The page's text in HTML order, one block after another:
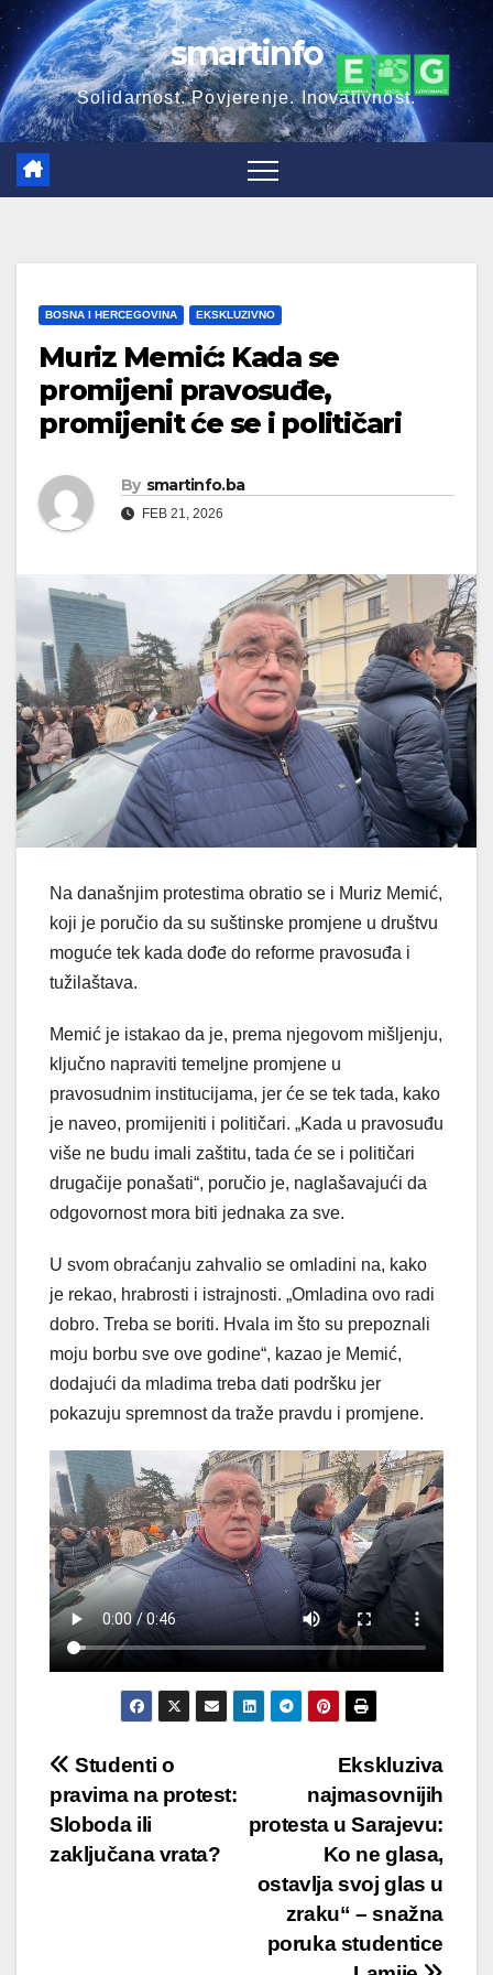
Skip
to
content
smartinfo
Solidarnost. Povjerenje. Inovativnost.
BOSNA I HERCEGOVINA EKSKLUZIVNO
Muriz Memić: Kada se
promijeni pravosuđe,
promijenit će se i političari
By smartinfo.ba
FEB 21, 2026
Na današnjim protestima obratio se i Muriz Memić,
koji je poručio da su suštinske promjene u društvu
moguće tek kada dođe do reforme pravosuđa i
tužilaštava.
Memić je istakao da je, prema njegovom mišljenju,
ključno napraviti temeljne promjene u
pravosudnim institucijama, jer će se tek tada, kako
je naveo, promijeniti i političari. „Kada u pravosuđu
više ne budu imali zaštitu, tada će se i političari
drugačije ponašati“, poručio je, naglašavajući da
odgovornost mora biti jednaka za sve.
U svom obraćanju zahvalio se omladini na, kako
je rekao, hrabrosti i istrajnosti. „Omladina ovo radi
dobro. Treba se boriti. Hvala im što su prepoznali
moju borbu sve ove godine“, kazao je Memić,
dodajući da mladima treba dati podršku jer
pokazuju spremnost da traže pravdu i promjene.
Post
navigation
Ekskluziva
najmasovnijih
protesta u Sarajevu:
Ko ne glasa,
ostavlja svoj glas u
zraku“ – snažna
poruka studentice
Studenti o
pravima na protest:
Sloboda ili
zaključana vrata?